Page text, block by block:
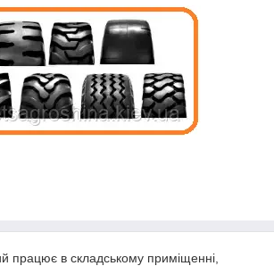
працює в складському приміщенні,